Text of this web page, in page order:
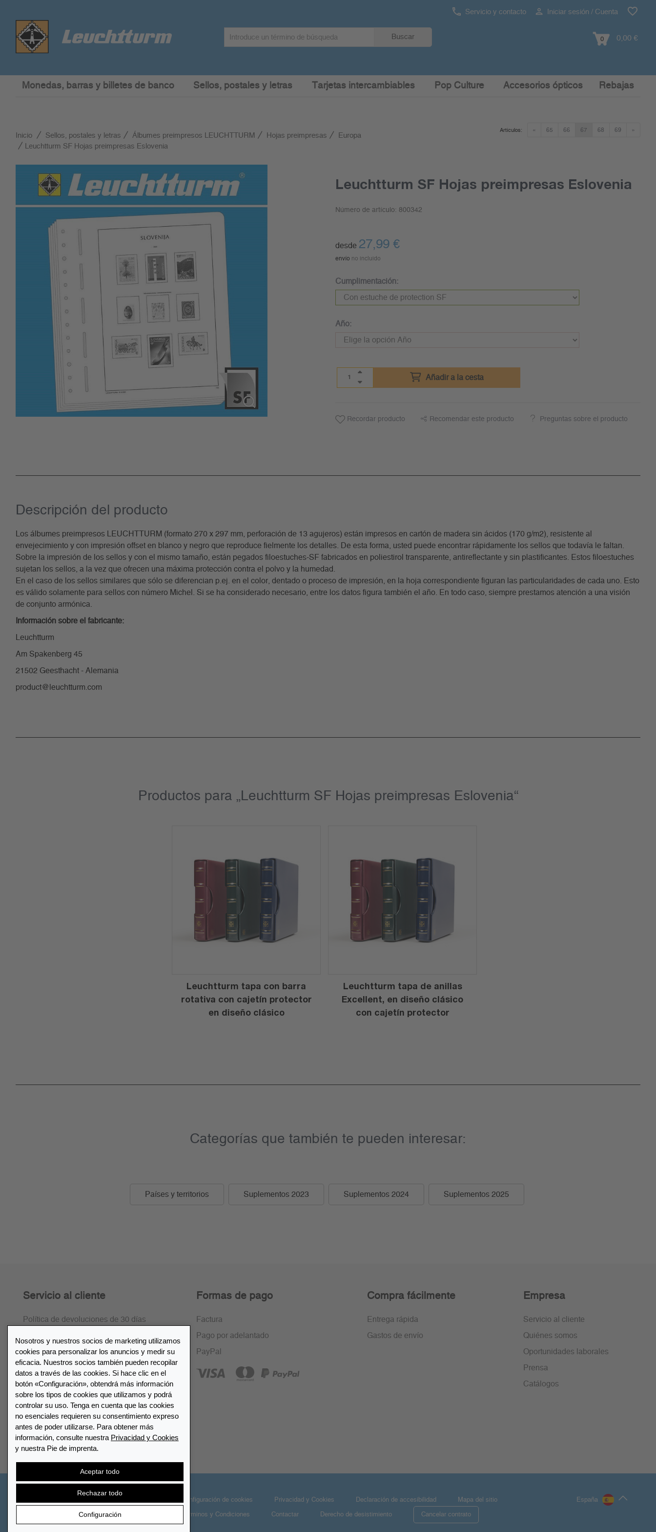
Servicio y contacto Iniciar sesión / Cuenta
Buscar 0 0,00 €
Monedas, barras y billetes de banco Sellos, postales y letras Tarjetas intercambiables Pop Culture Accesorios ópticos Rebajas
Inicio Sellos, postales y letras Álbumes preimpresos LEUCHTTURM Hojas preimpresas
Europa
Leuchtturm SF Hojas preimpresas Eslovenia
« 65 66 67 68 69 »
Artículos:
Leuchtturm SF Hojas preimpresas Eslovenia
Número de artículo: 800342
desde 27,99 €
envío no incluido
Cumplimentación:
Año:
Añadir a la cesta
Recordar producto Recomendar este producto Preguntas sobre el producto
Descripción del producto
Los álbumes preimpresos LEUCHTTURM (formato 270 x 297 mm, perforación de 13 agujeros) están impresos en cartón de madera sin ácidos (170 g/m2), resistente al
envejecimiento y con impresión offset en blanco y negro que reproduce fielmente los detalles. De esta forma, usted puede encontrar rápidamente los sellos que todavía le faltan.
Sobre la impresión de los sellos y con el mismo tamaño, están pegados filoestuches-SF fabricados en poliestirol transparente, antireflectante y sin plastificantes. Estos filoestuches
sujetan los sellos, a la vez que ofrecen una máxima protección contra el polvo y la humedad.
En el caso de los sellos similares que sólo se diferencian p.ej. en el color, dentado o proceso de impresión, en la hoja correspondiente figuran las particularidades de cada uno. Esto
es válido solamente para sellos con número Michel. Si se ha considerado necesario, entre los datos figura también el año. En todo caso, siempre prestamos atención a una visión
de conjunto armónica.
Información sobre el fabricante:
Leuchtturm
Am Spakenberg 45
21502 Geesthacht - Alemania
product@leuchtturm.com
Productos para „Leuchtturm SF Hojas preimpresas Eslovenia“
Leuchtturm tapa con barra
rotativa con cajetín protector
en diseño clásico
Leuchtturm tapa de anillas
Excellent, en diseño clásico
con cajetín protector
Categorías que también te pueden interesar:
Países y territorios Suplementos 2023 Suplementos 2024 Suplementos 2025
Servicio al cliente
Política de devoluciones de 30 días
Preguntas frecuentes
Formas de pago
Factura
Pago por adelantado
PayPal
Compra fácilmente
Entrega rápida
Gastos de envío
Empresa
Servicio al cliente
Quiénes somos
Oportunidades laborales
Prensa
Catálogos
Lista de distribuidores
Encuentre su distribuidor más
cercano LEUCHTTURM
Nosotros y nuestros socios de marketing utilizamos
cookies para personalizar los anuncios y medir su
eficacia. Nuestros socios también pueden recopilar
datos a través de las cookies. Si hace clic en el
botón «Configuración», obtendrá más información
sobre los tipos de cookies que utilizamos y podrá
controlar su uso. Tenga en cuenta que las cookies
no esenciales requieren su consentimiento expreso
antes de poder utilizarse. Para obtener más
información, consulte nuestra Privacidad y Cookies
y nuestra Pie de imprenta.
Aceptar todo
Rechazar todo
Configuración
España
Configuración de cookies Privacidad y Cookies Declaración de accesibilidad Mapa del sitio
Términos y Condiciones Contactar Derecho de desistimiento Cancelar contrato